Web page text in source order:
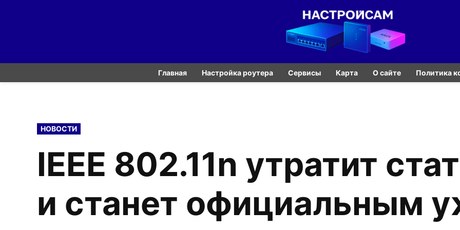
Главная Настройка роутера Сервисы Карта О сайте Политика
POSTED
IN
НОВОСТИ
IEEE 802.11n утратит
и станет официальным